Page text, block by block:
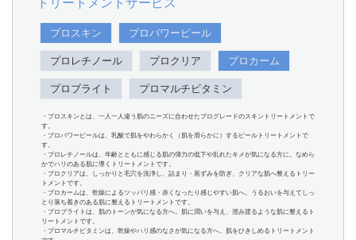
トリートメントサービス
プロスキン プロパワーピール
プロレチノール プロクリア プロカーム
プロブライト プロマルチビタミン
・プロスキンとは、一人一人違う肌のニーズに合わせたプログレードのスキントリートメントで
す。
・プロパワーピールは、乳酸で肌をやわらかく（肌を滑らかに）するピールトリートメントで
す。
・プロレチノールは、年齢とともに感じる肌の弾力の低下や乱れたキメが気になる方に。なめら
かでハリのある肌に導くトリートメントです。
・プロクリアは、しっかりと毛穴を洗浄し、詰まり・黒ずみを防ぎ、クリアな肌へ整えるトリー
トメントです。
・プロカームは、乾燥によるツッパリ感・赤くなったり感じやすい肌へ。うるおいを与えてしっ
とり落ち着きのある肌に整えるトリートメントです。
・プロブライトは、肌のトーンが気になる方へ。肌に潤いを与え、澄み渡るような肌に整えるト
リートメントです。
・プロマルチビタミンは、乾燥やハリ感のなさが気になる方へ。肌をひきしめるトリートメント